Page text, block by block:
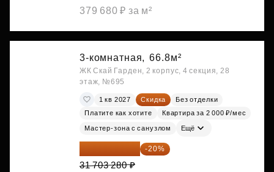
379 680 ₽ за м²
3-комнатная, 66.8м²
ЖК Скай Гарден, 2 корпус, 4 секция, 28
этаж, №695
1 кв 2027 Скидка
Без отделки
Платите как хотите
Квартира за 2 000 ₽/мес
Мастер-зона с санузлом Ещё
25 362 624 ₽ -20%
31 703 280 ₽